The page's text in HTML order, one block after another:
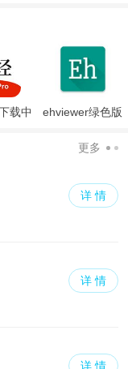
载中
ehviewer绿色版
更多
详 情
详 情
详 情